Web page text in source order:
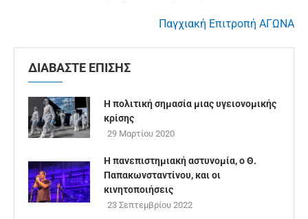
Παγχιακή Επιτροπή ΑΓΩΝΑ
ΔΙΑΒΑΣΤΕ ΕΠΙΣΗΣ
Η πολιτική σημασία μιας υγειονομικής
κρίσης
29 Μαρτίου 2020
Η πανεπιστημιακή αστυνομία, ο Θ.
Παπακωνσταντίνου, και οι
κινητοποιήσεις
23 Σεπτεμβρίου 2022